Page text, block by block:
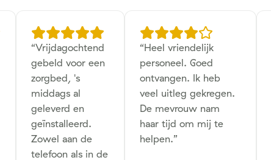
“Vrijdagochtend
gebeld voor een
zorgbed, 's
middags al
geleverd en
geïnstalleerd.
Zowel aan de
telefoon als in de
“Heel vriendelijk
personeel. Goed
ontvangen. Ik heb
veel uitleg gekregen.
De mevrouw nam
haar tijd om mij te
helpen.”